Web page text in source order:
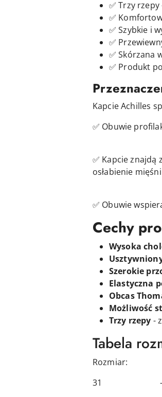
✅ Trzy
✅
✅ Szybkie i
✅
✅ Skórzana
✅ Produkt
Kapcie Achilles
✅ Obuwie
✅ Kapcie znajdą
osłabienie
✅ Obuwie
Cechy
Wysoka
Szerokie
Elastyczna
Obcas
Możliwość
Trzy rzepy -
Tabela
31 --